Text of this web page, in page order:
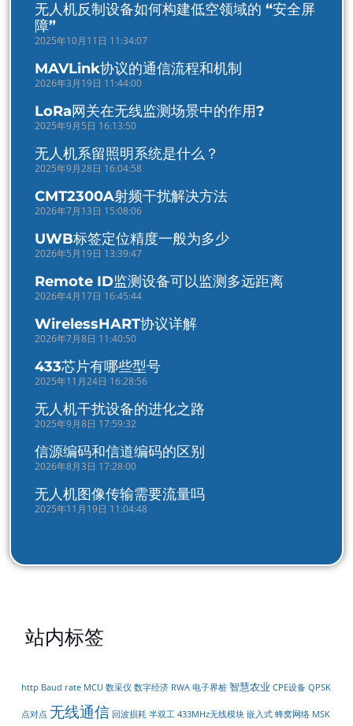
无人机反制设备如何构建低空领域的 “安全屏
障”
2025年10月11日 11:34:07
MAVLink协议的通信流程和机制
2026年3月19日 11:44:00
LoRa网关在无线监测场景中的作用?
2025年9月5日 16:13:50
无人机系留照明系统是什么？
2025年9月28日 16:04:58
CMT2300A射频干扰解决方法
2026年7月13日 15:08:06
UWB标签定位精度一般为多少
2026年5月19日 13:39:47
Remote ID监测设备可以监测多远距离
2026年4月17日 16:45:44
WirelessHART协议详解
2026年7月8日 11:40:50
433芯片有哪些型号
2025年11月24日 16:28:56
无人机干扰设备的进化之路
2025年9月8日 17:59:32
信源编码和信道编码的区别
2026年8月3日 17:28:00
无人机图像传输需要流量吗
2025年11月19日 11:04:48
站内标签
http Baud rate MCU 数采仪 数字经济 RWA 电子界桩 智慧农业 CPE设备 QPSK
点对点 无线通信 回波损耗 半双工 433MHz无线模块 嵌入式 蜂窝网络 MSK